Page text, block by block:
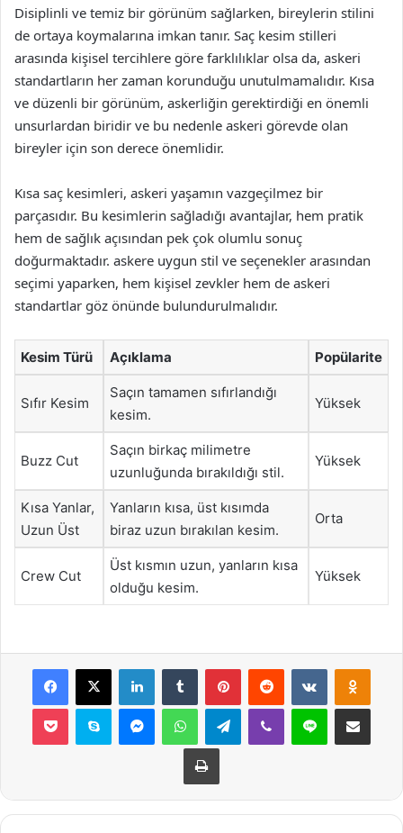
Disiplinli ve temiz bir görünüm sağlarken, bireylerin stilini
de ortaya koymalarına imkan tanır. Saç kesim stilleri
arasında kişisel tercihlere göre farklılıklar olsa da, askeri
standartların her zaman korunduğu unutulmamalıdır. Kısa
ve düzenli bir görünüm, askerliğin gerektirdiği en önemli
unsurlardan biridir ve bu nedenle askeri görevde olan
bireyler için son derece önemlidir.
Kısa saç kesimleri, askeri yaşamın vazgeçilmez bir
parçasıdır. Bu kesimlerin sağladığı avantajlar, hem pratik
hem de sağlık açısından pek çok olumlu sonuç
doğurmaktadır. askere uygun stil ve seçenekler arasından
seçimi yaparken, hem kişisel zevkler hem de askeri
standartlar göz önünde bulundurulmalıdır.
Kesim Türü Açıklama Popülarite
Sıfır Kesim
Saçın tamamen sıfırlandığı
kesim.
Yüksek
Buzz Cut
Saçın birkaç milimetre
uzunluğunda bırakıldığı stil.
Yüksek
Kısa Yanlar,
Uzun Üst
Yanların kısa, üst kısımda
biraz uzun bırakılan kesim.
Orta
Crew Cut
Üst kısmın uzun, yanların kısa
olduğu kesim.
Yüksek
Facebook
X LinkedInTumblr PinterestReddit VKontakte
Pocket Skype MessengerWhatsAppTelegramViber Line E-Posta ile
Yazdır